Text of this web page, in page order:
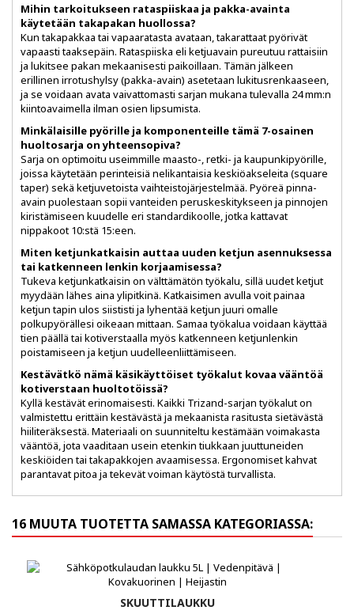
Mihin tarkoitukseen rataspiiskaa ja pakka-avainta
käytetään takapakan huollossa?
Kun takapakkaa tai vapaaratasta avataan, takarattaat pyörivät
vapaasti taaksepäin. Rataspiiska eli ketjuavain pureutuu rattaisiin
ja lukitsee pakan mekaanisesti paikoillaan. Tämän jälkeen
erillinen irrotushylsy (pakka-avain) asetetaan lukitusrenkaaseen,
ja se voidaan avata vaivattomasti sarjan mukana tulevalla 24 mm:n
kiintoavaimella ilman osien lipsumista.
Minkälaisille pyörille ja komponenteille tämä 7-osainen
huoltosarja on yhteensopiva?
Sarja on optimoitu useimmille maasto-, retki- ja kaupunkipyörille,
joissa käytetään perinteisiä nelikantaisia keskiöakseleita (square
taper) sekä ketjuvetoista vaihteistojärjestelmää. Pyöreä pinna-
avain puolestaan sopii vanteiden peruskeskitykseen ja pinnojen
kiristämiseen kuudelle eri standardikoolle, jotka kattavat
nippakoot 10:stä 15:een.
Miten ketjunkatkaisin auttaa uuden ketjun asennuksessa
tai katkenneen lenkin korjaamisessa?
Tukeva ketjunkatkaisin on välttämätön työkalu, sillä uudet ketjut
myydään lähes aina ylipitkinä. Katkaisimen avulla voit painaa
ketjun tapin ulos siististi ja lyhentää ketjun juuri omalle
polkupyörällesi oikeaan mittaan. Samaa työkalua voidaan käyttää
tien päällä tai kotiverstaalla myös katkenneen ketjunlenkin
poistamiseen ja ketjun uudelleenliittämiseen.
Kestävätkö nämä käsikäyttöiset työkalut kovaa vääntöä
kotiverstaan huoltotöissä?
Kyllä kestävät erinomaisesti. Kaikki Trizand-sarjan työkalut on
valmistettu erittäin kestävästä ja mekaanista rasitusta sietävästä
hiiliteräksestä. Materiaali on suunniteltu kestämään voimakasta
vääntöä, jota vaaditaan usein etenkin tiukkaan juuttuneiden
keskiöiden tai takapakkojen avaamisessa. Ergonomiset kahvat
parantavat pitoa ja tekevät voiman käytöstä turvallista.
16 MUUTA TUOTETTA SAMASSA KATEGORIASSA:
SKUUTTILAUKKU